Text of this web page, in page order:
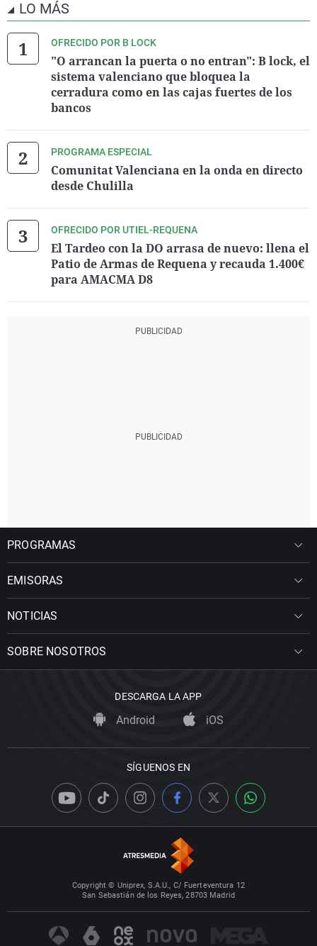
LO MÁS
OFRECIDO POR B LOCK
"O arrancan la puerta o no entran": B lock, el
sistema valenciano que bloquea la
cerradura como en las cajas fuertes de los
bancos
PROGRAMA ESPECIAL
Comunitat Valenciana en la onda en directo
desde Chulilla
OFRECIDO POR UTIEL-REQUENA
El Tardeo con la DO arrasa de nuevo: llena el
Patio de Armas de Requena y recauda 1.400€
para AMACMA D8
PROGRAMAS
EMISORAS
NOTICIAS
SOBRE NOSOTROS
DESCARGA LA APP
Android iOS
SÍGUENOS EN
Copyright © Uniprex, S.A.U., C/ Fuerteventura 12
San Sebastián de los Reyes, 28703 Madrid